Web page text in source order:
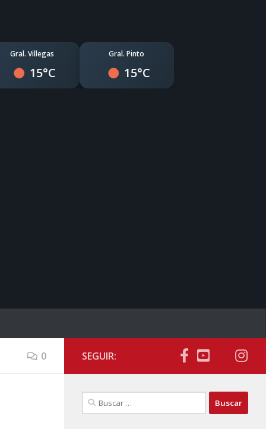
Gral. Villegas
15°C
Gral. Pinto
15°C
0 SEGUIR:
Buscar: